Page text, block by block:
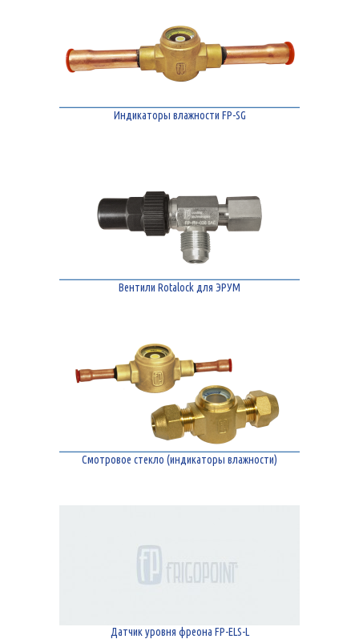
Индикаторы влажности FP-SG
Вентили Rotalock для ЭРУМ
Смотровое стекло (индикаторы влажности)
Датчик уровня фреона FP-ELS-L